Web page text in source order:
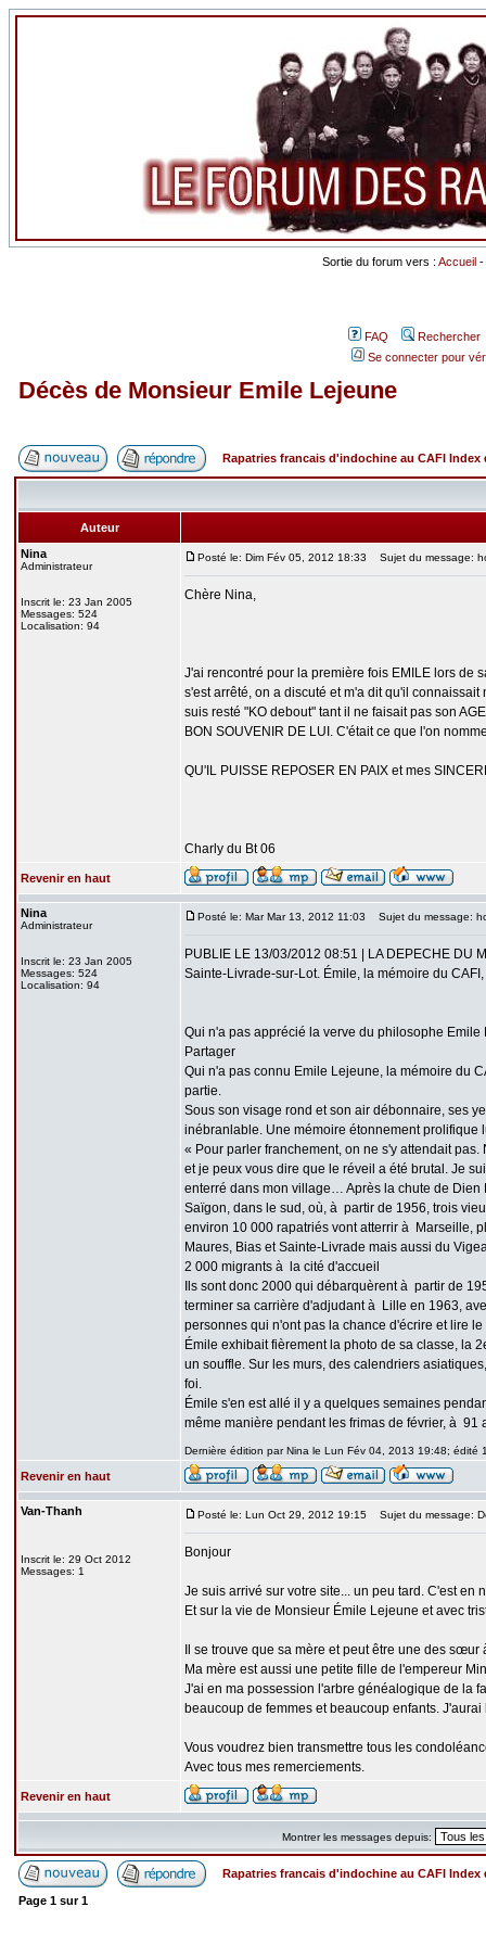
Sortie du forum vers : Accueil -
FAQ
Rechercher
Se connecter pour
Décès de Monsieur Emile Lejeune
Rapatries francais d'indochine au CAFI Index
Auteur
Nina
Administrateur
Inscrit le: 23 Jan 2005
Messages: 524
Localisation: 94
Posté le: Dim Fév 05, 2012 18:33 Sujet du message:
Chère Nina,
J'ai rencontré pour la première fois EMILE lors de
s'est arrêté, on a discuté et m'a dit qu'il
suis resté "KO debout" tant il ne faisait pas son
BON SOUVENIR DE LUI. C'était ce que l'on
QU'IL PUISSE REPOSER EN PAIX et mes
Charly du Bt 06
Revenir en haut
Nina
Administrateur
Inscrit le: 23 Jan 2005
Messages: 524
Localisation: 94
Posté le: Mar Mar 13, 2012 11:03 Sujet du message:
PUBLIE LE 13/03/2012 08:51 | LA DEPECHE DU
Sainte-Livrade-sur-Lot. Émile, la mémoire du
Qui n'a pas apprécié la verve du philosophe Emile
Partager
Qui n'a pas connu Emile Lejeune, la mémoire du
partie.
Sous son visage rond et son air débonnaire, ses
inébranlable. Une mémoire étonnement prolifique
« Pour parler franchement, on ne s'y attendait
et je peux vous dire que le réveil a été brutal. Je
enterré dans mon village… Après la chute de Dien
Saïgon, dans le sud, où, à partir de 1956, trois
environ 10 000 rapatriés vont atterrir à Marseille,
Maures, Bias et Sainte-Livrade mais aussi du
2 000 migrants à la cité d'accueil
Ils sont donc 2000 qui débarquèrent à partir de
terminer sa carrière d'adjudant à Lille en 1963,
personnes qui n'ont pas la chance d'écrire et lire le
Émile exhibait fièrement la photo de sa classe, la
un souffle. Sur les murs, des calendriers
foi.
Émile s'en est allé il y a quelques semaines
même manière pendant les frimas de février, à 91
Dernière édition par Nina le Lun Fév 04, 2013 19:48; édité
Revenir en haut
Van-Thanh
Inscrit le: 29 Oct 2012
Messages: 1
Posté le: Lun Oct 29, 2012 19:15 Sujet du message:
Bonjour
Je suis arrivé sur votre site... un peu tard. C'est
Et sur la vie de Monsieur Émile Lejeune et avec
Il se trouve que sa mère et peut être une des sœur
Ma mère est aussi une petite fille de l'empereur
J'ai en ma possession l'arbre généalogique de la
beaucoup de femmes et beaucoup enfants.
Vous voudrez bien transmettre tous les
Avec tous mes remerciements.
Revenir en haut
Montrer les messages depuis:
Rapatries francais d'indochine au CAFI Index
Page 1 sur1